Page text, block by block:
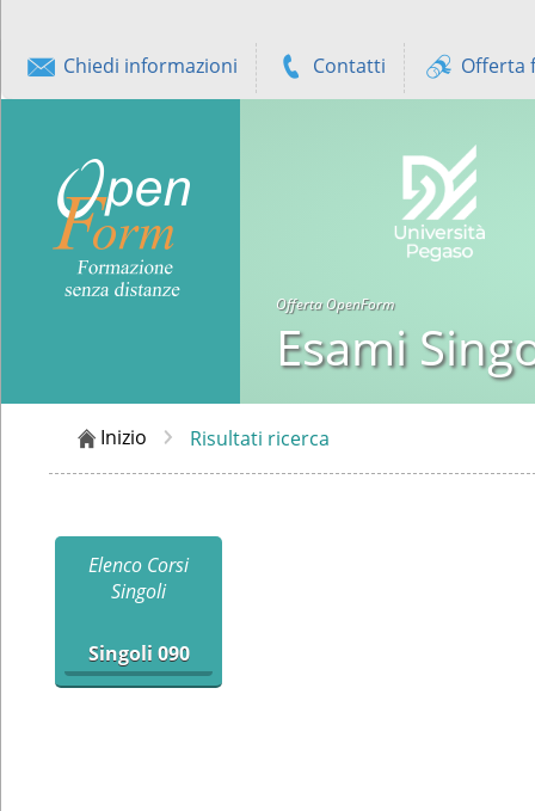
Chiedi informazioni Contatti Offerta
Offerta OpenForm
Esami
Inizio Risultati ricerca
Elenco Corsi
Singoli
Singoli 090